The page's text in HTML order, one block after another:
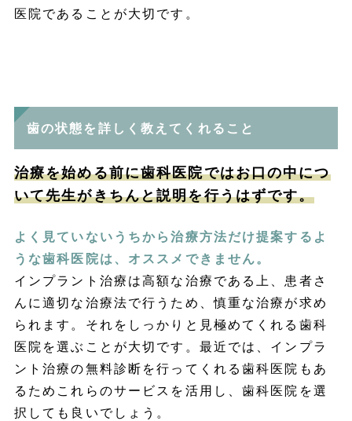
医院であることが大切です。
歯の状態を詳しく教えてくれること
治療を始める前に歯科医院ではお口の中につ
いて先生がきちんと説明を行うはずです。
よく見ていないうちから治療方法だけ提案するよ
うな歯科医院は、オススメできません。
インプラント治療は高額な治療である上、患者さ
んに適切な治療法で行うため、慎重な治療が求め
られます。それをしっかりと見極めてくれる歯科
医院を選ぶことが大切です。最近では、インプラ
ント治療の無料診断を行ってくれる歯科医院もあ
るためこれらのサービスを活用し、歯科医院を選
択しても良いでしょう。